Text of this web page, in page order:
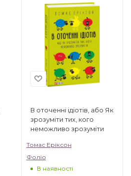
В оточенні ідіотів, або Як
зрозуміти тих, кого
неможливо зрозуміти
Томас Еріксон
Фоліо
В наявності